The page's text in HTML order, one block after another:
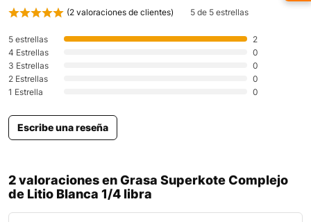
(2 valoraciones de clientes) 5 de 5 estrellas
5 estrellas
2
4 Estrellas
0
3 Estrellas
0
2 Estrellas
0
1 Estrella
0
Escribe una reseña
2 valoraciones enGrasa Superkote Complejo
de Litio Blanca 1/4 libra